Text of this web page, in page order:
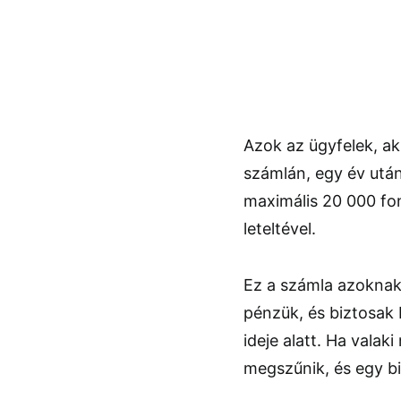
Azok az ügyfelek,
számlán, egy év
maximális 20 000
leteltével.
Ez a számla
pénzük, és biztosak
ideje alatt. Ha
megszűnik, és egy